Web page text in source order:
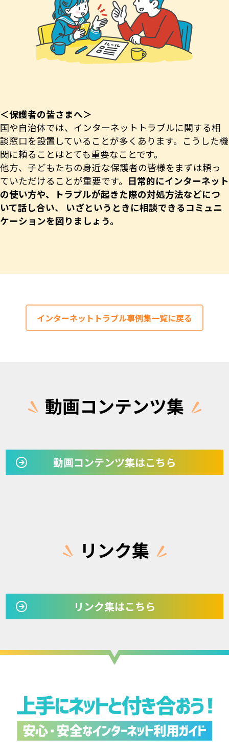
＜保護者の皆さまへ＞
国や自治体では、インターネットトラブルに関する相
談窓口を設置していることが多くあります。こうした機
関に頼ることはとても重要なことです。
他方、子どもたちの身近な保護者の皆様をまずは頼っ
ていただけることが重要です。 日常的にインターネット
の使い方や、トラブルが起きた際の対処方法などにつ
いて話し合い、 いざというときに相談できるコミュニ
ケーションを図りましょう。
インターネットトラブル事例集一覧に戻る
動画コンテンツ集
動画コンテンツ集はこちら
リンク集
リンク集はこちら